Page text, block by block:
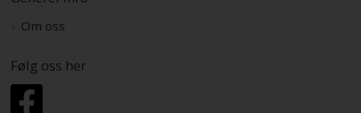
Om oss
Følg oss her